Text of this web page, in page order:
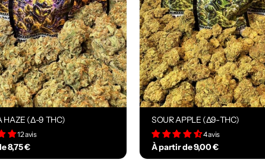
HAZE (Δ-9 THC)
12 avis
8,75 €
SOUR APPLE (Δ9-THC)
4 avis
À partir de 9,00 €